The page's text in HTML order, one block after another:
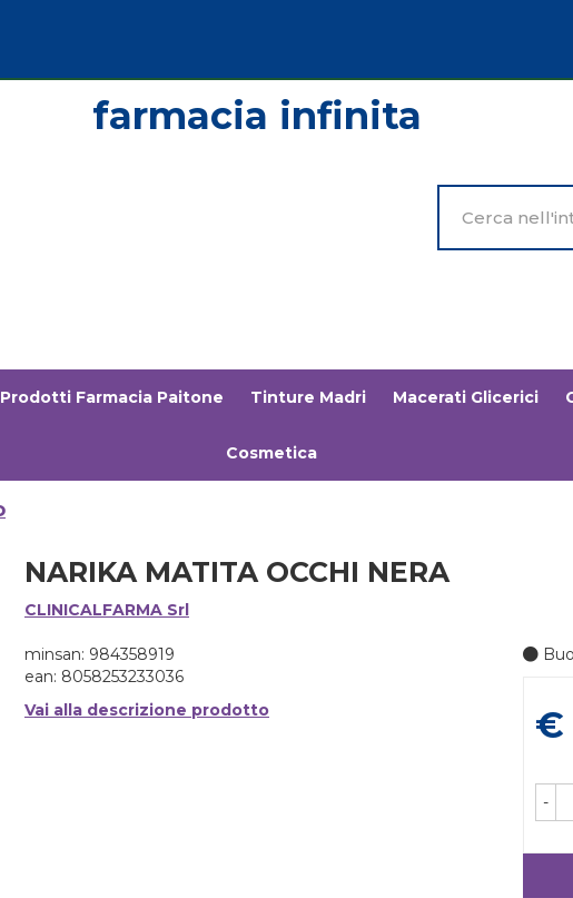
Prodotto
Prodotti Farmacia Paitone Tinture Madri Macerati Glicerici
Cosmetica
NARIKA MATITA OCCHI NERA
CLINICALFARMA Srl
minsan: 984358919
ean: 8058253233036
Vai alla descrizione prodotto
€
-